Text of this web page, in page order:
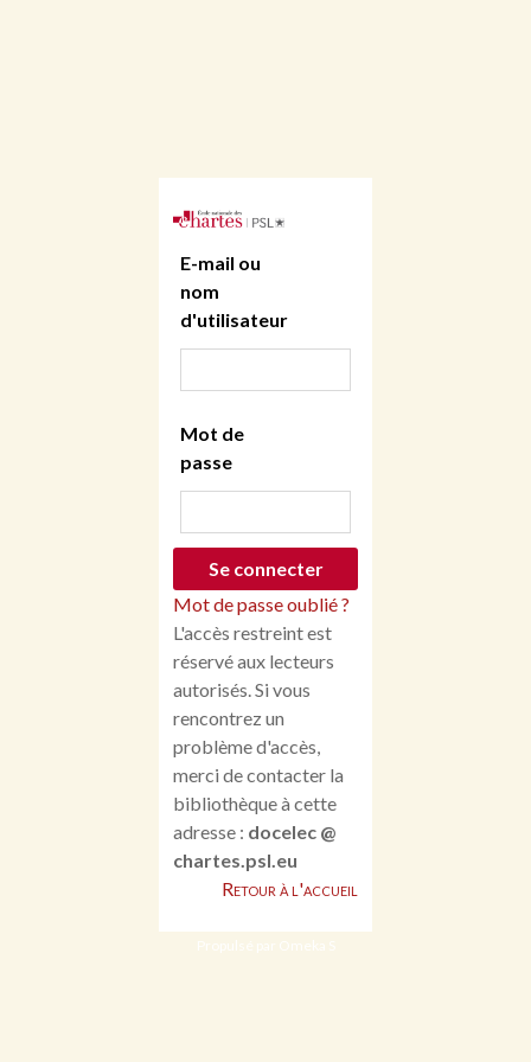
E-mail ou
nom
d'utilisateur
Mot de
passe
Mot de passe oublié ?
L'accès restreint est
réservé aux lecteurs
autorisés. Si vous
rencontrez un
problème d'accès,
merci de contacter la
bibliothèque à cette
adresse : docelec @
chartes.psl.eu
Retour à l'accueil
Propulsé par Omeka S